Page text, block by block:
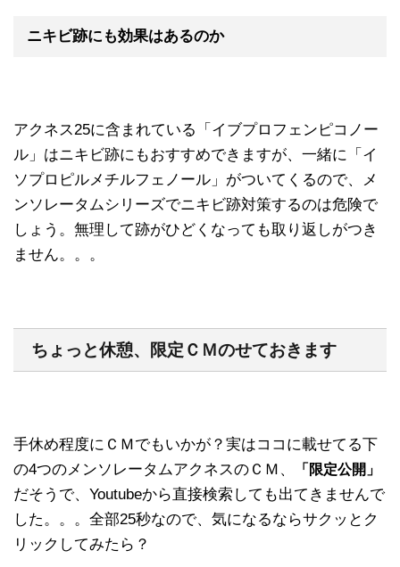
ニキビ跡にも効果はあるのか
アクネス25に含まれている「イブプロフェンピコノー
ル」はニキビ跡にもおすすめできますが、一緒に「イ
ソプロピルメチルフェノール」がついてくるので、メ
ンソレータムシリーズでニキビ跡対策するのは危険で
しょう。無理して跡がひどくなっても取り返しがつき
ません。。。
ちょっと休憩、限定ＣＭのせておきます
手休め程度にＣＭでもいかが？実はココに載せてる下
の4つのメンソレータムアクネスのＣＭ、
「限定公開」
だそうで、Youtubeから直接検索しても出てきませんで
した。。。全部25秒なので、気になるならサクッとク
リックしてみたら？